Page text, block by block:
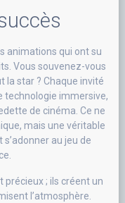
animations qui ont su
Vous souvenez-vous
la star ? Chaque invité
technologie immersive,
de cinéma. Ce ne
mais une véritable
s’adonner au jeu de
précieux ; ils créent un
l’atmosphère.